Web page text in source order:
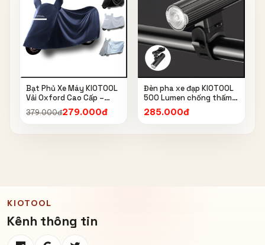
Bạt Phủ Xe Máy KIOTOOL
Vải Oxford Cao Cấp –
Chống Nắng, Chống Mưa,
Chống Bụi, Chống Tia UV,
379.000đ279.000đ
Đèn pha xe đạp KIOTOOL
500 Lumen chống thấm
nước IPX6 6603
285.000đ
KIOTOOL
Kênh thông tin